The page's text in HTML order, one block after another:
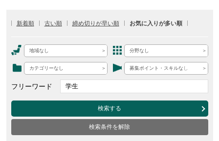
新着順 古い順 締め切りが早い順 お気に入りが多い順
地域なし 分野なし
カテゴリーなし 募集ポイント・スキルなし
フリーワード
検索する
検索条件を解除